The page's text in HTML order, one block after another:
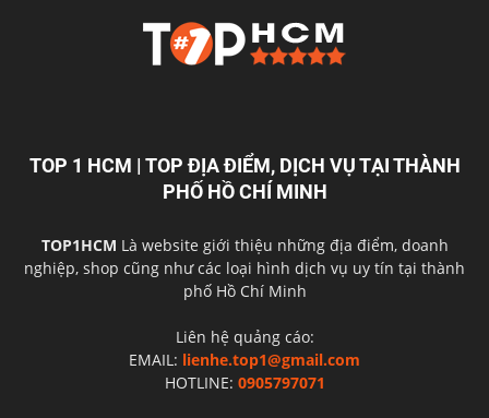
TOP 1 HCM | TOP ĐỊA ĐIỂM, DỊCH VỤ TẠI THÀNH
PHỐ HỒ CHÍ MINH
TOP1HCM Là website giới thiệu những địa điểm, doanh
nghiệp, shop cũng như các loại hình dịch vụ uy tín tại thành
phố Hồ Chí Minh
Liên hệ quảng cáo:
EMAIL: lienhe.top1@gmail.com
HOTLINE: 0905797071